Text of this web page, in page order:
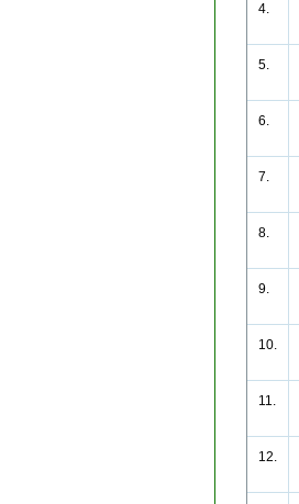
4.
5.
6.
7.
8.
9.
10.
11.
12.